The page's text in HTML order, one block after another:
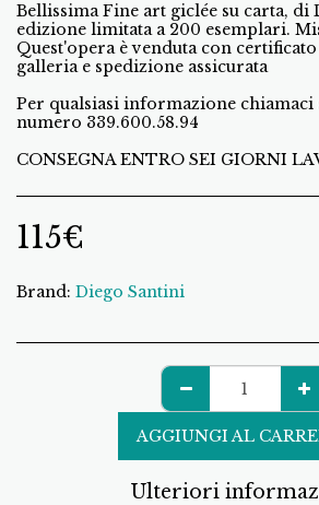
Bellissima Fine art giclée su carta, di
edizione limitata a 200 esemplari.
Quest'opera è venduta con
galleria e spedizione assicurata
Per qualsiasi informazione chiamaci
numero 339.600.58.94
CONSEGNA ENTRO SEI GIORNI
115€
Brand: Diego Santini
AGGIUNGI AL
Ulteriori